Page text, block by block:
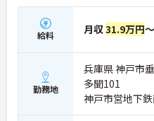
給料 月収31.9万円
勤務地
兵庫県 神戸市
多聞101
神戸市営地下
田)「学園都市